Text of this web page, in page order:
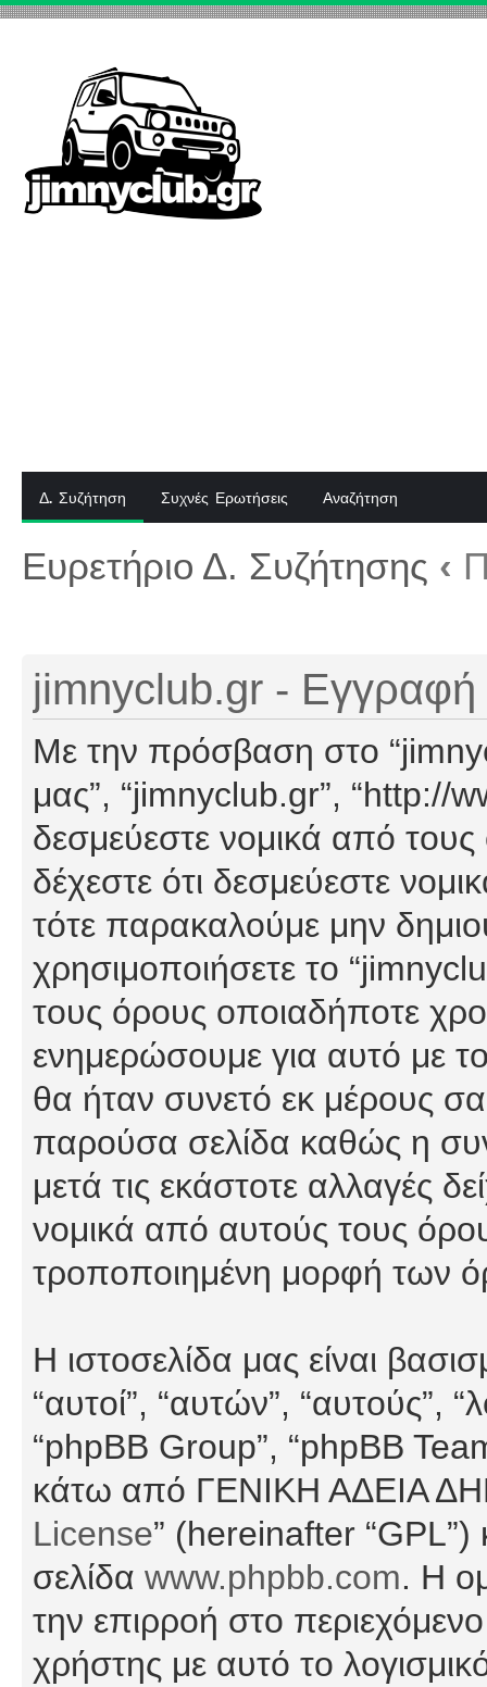
Δ. Συζήτηση Συχνές Ερωτήσεις Αναζήτηση
Ευρετήριο Δ. Συζήτησης ‹
jimnyclub.gr - Εγγραφή
Με την πρόσβαση στο
μας”, “jimnyclub.gr”, “http://
δεσμεύεστε νομικά από
δέχεστε ότι δεσμεύεστε
τότε παρακαλούμε μην
χρησιμοποιήσετε το
τους όρους οποιαδήποτε
ενημερώσουμε για αυτό με
θα ήταν συνετό εκ μέρους
παρούσα σελίδα καθώς η
μετά τις εκάστοτε αλλαγές
νομικά από αυτούς τους
τροποποιημένη μορφή των
Η ιστοσελίδα μας είναι
“αυτοί”, “αυτών”, “αυτούς”,
“phpBB Group”, “phpBB
κάτω από ΓΕΝΙΚΗ ΑΔΕΙΑ
License” (hereinafter “GPL”)
σελίδα www.phpbb.com. Η
την επιρροή στο
χρήστης με αυτό το